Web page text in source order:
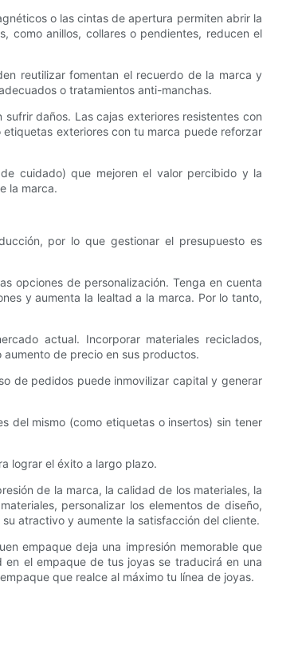
o las cintas de apertura permiten abrir la
como anillos, collares o pendientes, reducen el
reutilizar fomentan el recuerdo de la marca y
o tratamientos anti-manchas.
daños. Las cajas exteriores resistentes con
exteriores con tu marca puede reforzar
cuidado) que mejoren el valor percibido y la
la marca.
por lo que gestionar el presupuesto es
opciones de personalización. Tenga en cuenta
y aumenta la lealtad a la marca. Por lo tanto,
actual. Incorporar materiales reciclados,
de precio en sus productos.
de pedidos puede inmovilizar capital y generar
del mismo (como etiquetas o insertos) sin tener
lograr el éxito a largo plazo.
de la marca, la calidad de los materiales, la
personalizar los elementos de diseño,
atractivo y aumente la satisfacción del cliente.
empaque deja una impresión memorable que
el empaque de tus joyas se traducirá en una
que realce al máximo tu línea de joyas.